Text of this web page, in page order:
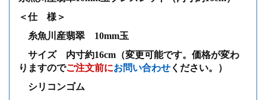
＜仕 様＞
糸魚川産翡翠 10mm玉
サイズ 内寸約16cm（変更可能です。価格が変わ
りますのでご注文前にお問い合わせ ください。）
シリコンゴム